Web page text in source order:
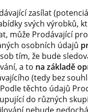
zasílat
svých výrobků,
může Prodávající
osobních údajů
tím, že bude
a to na základě
(tedy bez
těchto údajů
do různých